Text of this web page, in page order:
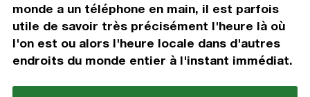
monde a un téléphone en main, il est parfois
utile de savoir très précisément l'heure là où
l'on est ou alors l'heure locale dans d'autres
endroits du monde entier à l'instant immédiat.